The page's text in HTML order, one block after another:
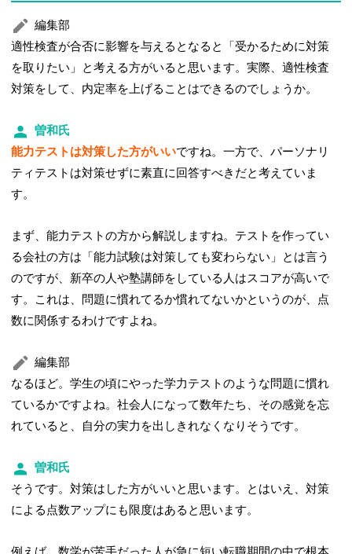
編集部
適性検査が合否に影響を与えるとなると「受かるために対策
を取りたい」と考える方がいると思います。実際、適性検査
対策をして、内定率を上げることはできるのでしょうか。
曽和氏
能力テストは対策した方がいいですね。一方で、パーソナリ
ティテストは対策せずに素直に回答すべきだと考えていま
す。
まず、能力テストの方から解説しますね。テストを作ってい
る会社の方は「能力試験は対策しても変わらない」とは言う
のですが、新卒の人や塾講師をしている人はスコアが高いで
す。これは、問題に慣れてるか慣れてないかというのが、点
数に関係するわけですよね。
編集部
なるほど。学生の頃にやった学力テストのような問題に慣れ
ているかですよね。社会人になって数年たち、その感覚を忘
れていると、自分の実力を出しきれなくなりそうです。
曽和氏
そうです。対策はした方がいいと思います。とはいえ、対策
による点数アップにも限度はあると思います。